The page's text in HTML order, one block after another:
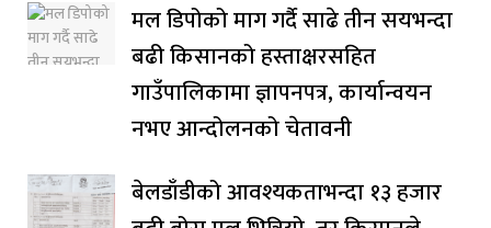
मल डिपोको माग गर्दै साढे तीन सयभन्दा
बढी किसानको हस्ताक्षरसहित
गाउँपालिकामा ज्ञापनपत्र, कार्यान्वयन
नभए आन्दोलनको चेतावनी
बेलडाँडीको आवश्यकताभन्दा १३ हजार